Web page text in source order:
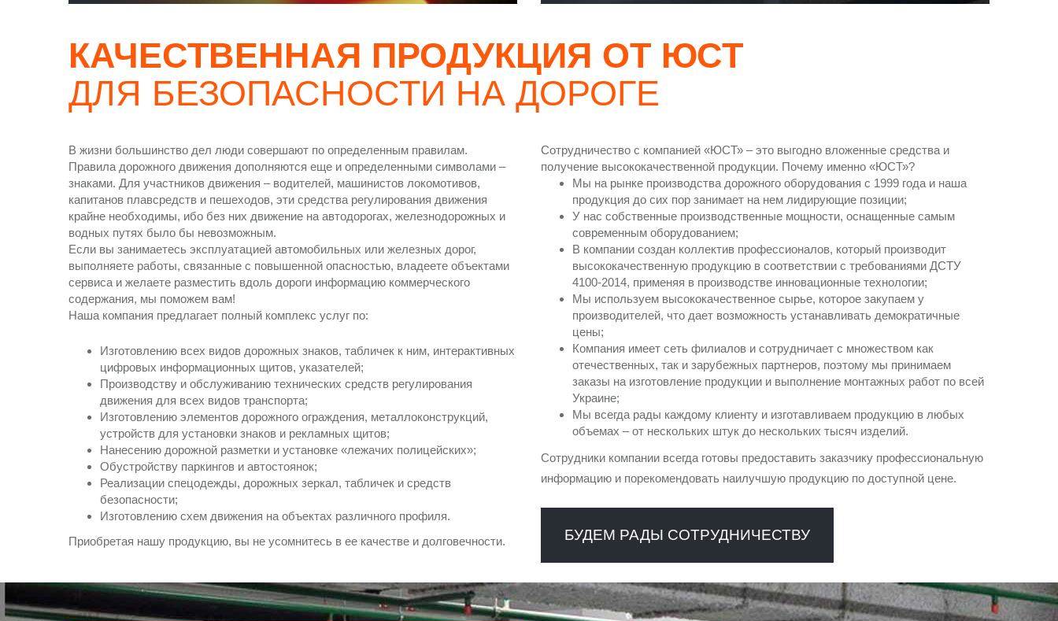
КАЧЕСТВЕННАЯ ПРОДУКЦИЯ ОТ ЮСТ
ДЛЯ БЕЗОПАСНОСТИ НА ДОРОГЕ
В жизни большинство дел люди совершают по определенным правилам.
Правила дорожного движения дополняются еще и определенными символами –
знаками. Для участников движения – водителей, машинистов локомотивов,
капитанов плавсредств и пешеходов, эти средства регулирования движения
крайне необходимы, ибо без них движение на автодорогах, железнодорожных и
водных путях было бы невозможным.
Если вы занимаетесь эксплуатацией автомобильных или железных дорог,
выполняете работы, связанные с повышенной опасностью, владеете объектами
сервиса и желаете разместить вдоль дороги информацию коммерческого
содержания, мы поможем вам!
Наша компания предлагает полный комплекс услуг по:
Изготовлению всех видов дорожных знаков, табличек к ним, интерактивных
цифровых информационных щитов, указателей;
Производству и обслуживанию технических средств регулирования
движения для всех видов транспорта;
Изготовлению элементов дорожного ограждения, металлоконструкций,
устройств для установки знаков и рекламных щитов;
Нанесению дорожной разметки и установке «лежачих полицейских»;
Обустройству паркингов и автостоянок;
Реализации спецодежды, дорожных зеркал, табличек и средств
безопасности;
Изготовлению схем движения на объектах различного профиля.
Приобретая нашу продукцию, вы не усомнитесь в ее качестве и долговечности.
Сотрудничество с компанией «ЮСТ» – это выгодно вложенные средства и
получение высококачественной продукции. Почему именно «ЮСТ»?
Мы на рынке производства дорожного оборудования с 1999 года и наша
продукция до сих пор занимает на нем лидирующие позиции;
У нас собственные производственные мощности, оснащенные самым
современным оборудованием;
В компании создан коллектив профессионалов, который производит
высококачественную продукцию в соответствии с требованиями ДСТУ
4100-2014, применяя в производстве инновационные технологии;
Мы используем высококачественное сырье, которое закупаем у
производителей, что дает возможность устанавливать демократичные
цены;
Компания имеет сеть филиалов и сотрудничает с множеством как
отечественных, так и зарубежных партнеров, поэтому мы принимаем
заказы на изготовление продукции и выполнение монтажных работ по всей
Украине;
Мы всегда рады каждому клиенту и изготавливаем продукцию в любых
объемах – от нескольких штук до нескольких тысяч изделий.
Сотрудники компании всегда готовы предоставить заказчику профессиональную
информацию и порекомендовать наилучшую продукцию по доступной цене.
БУДЕМ РАДЫ СОТРУДНИЧЕСТВУ